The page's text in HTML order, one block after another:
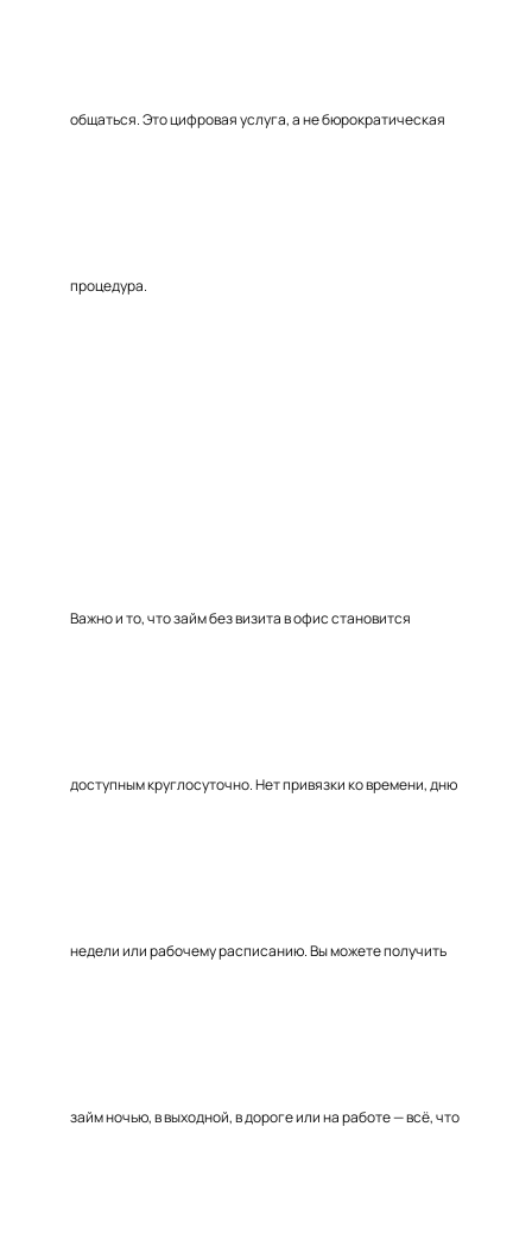
общаться. Это цифровая услуга, а не бюрократическая
процедура.
Важно и то, что займ без визита в офис становится
доступным круглосуточно. Нет привязки ко времени, дню
недели или рабочему расписанию. Вы можете получить
займ ночью, в выходной, в дороге или на работе — всё, что